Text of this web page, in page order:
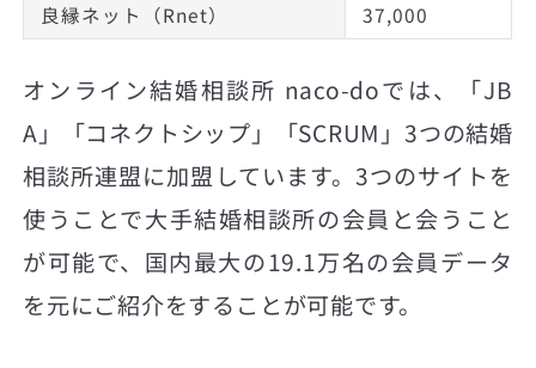
良縁ネット（Rnet）
37,000
オンライン結婚相談所 naco-doでは、「JB
A」「コネクトシップ」「SCRUM」3つの結婚
相談所連盟に加盟しています。3つのサイトを
使うことで大手結婚相談所の会員と会うこと
が可能で、国内最大の19.1万名の会員データ
を元にご紹介をすることが可能です。